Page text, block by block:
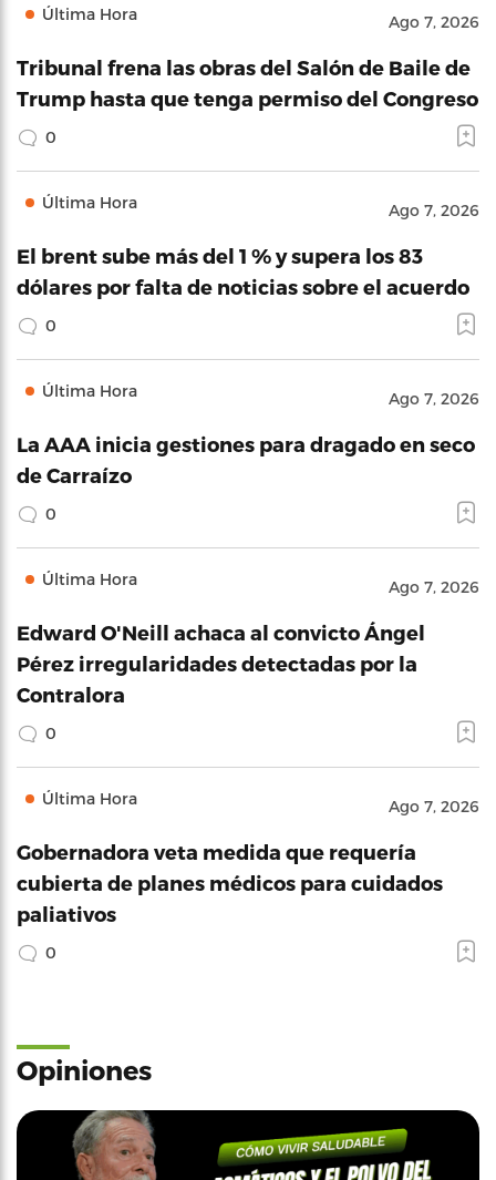
Última Hora Ago 7, 2026
Tribunal frena las obras del Salón de Baile de
Trump hasta que tenga permiso del Congreso
0
Última Hora Ago 7, 2026
El brent sube más del 1 % y supera los 83
dólares por falta de noticias sobre el acuerdo
0
Última Hora Ago 7, 2026
La AAA inicia gestiones para dragado en seco
de Carraízo
0
Última Hora Ago 7, 2026
Edward O'Neill achaca al convicto Ángel
Pérez irregularidades detectadas por la
Contralora
0
Última Hora Ago 7, 2026
Gobernadora veta medida que requería
cubierta de planes médicos para cuidados
paliativos
0
Opiniones